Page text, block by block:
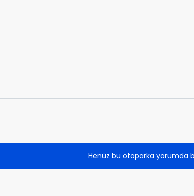
Henüz bu otoparka yorumda